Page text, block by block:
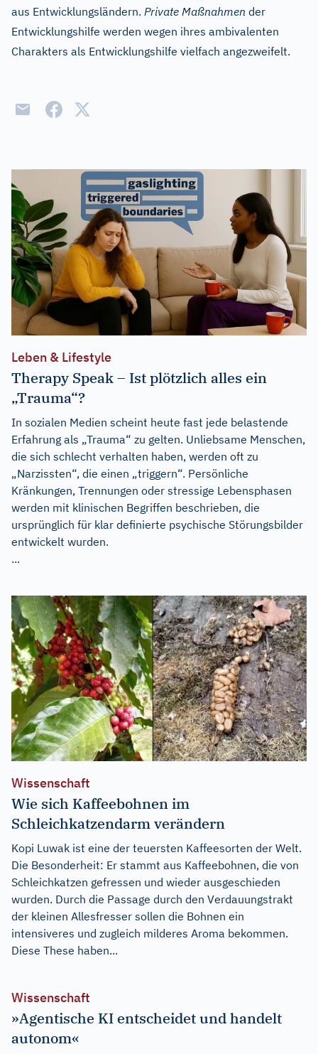
aus Entwicklungsländern. Private Maßnahmen der
Entwicklungshilfe werden wegen ihres ambivalenten
Charakters als Entwicklungshilfe vielfach angezweifelt.
Leben & Lifestyle
Therapy Speak – Ist plötzlich alles ein
„Trauma“?
In sozialen Medien scheint heute fast jede belastende
Erfahrung als „Trauma“ zu gelten. Unliebsame Menschen,
die sich schlecht verhalten haben, werden oft zu
„Narzissten“, die einen „triggern“. Persönliche
Kränkungen, Trennungen oder stressige Lebensphasen
werden mit klinischen Begriffen beschrieben, die
ursprünglich für klar definierte psychische Störungsbilder
entwickelt wurden.
...
Wissenschaft
Wie sich Kaffeebohnen im
Schleichkatzendarm verändern
Kopi Luwak ist eine der teuersten Kaffeesorten der Welt.
Die Besonderheit: Er stammt aus Kaffeebohnen, die von
Schleichkatzen gefressen und wieder ausgeschieden
wurden. Durch die Passage durch den Verdauungstrakt
der kleinen Allesfresser sollen die Bohnen ein
intensiveres und zugleich milderes Aroma bekommen.
Diese These haben...
Wissenschaft
»Agentische KI entscheidet und handelt
autonom«